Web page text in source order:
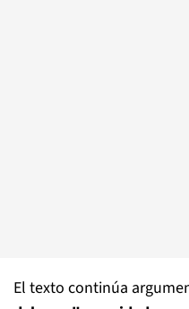
El texto continúa